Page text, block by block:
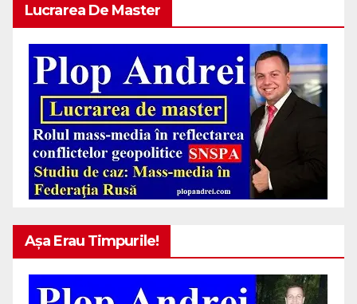
Lucrarea De Master
Așa Erau Timpurile!